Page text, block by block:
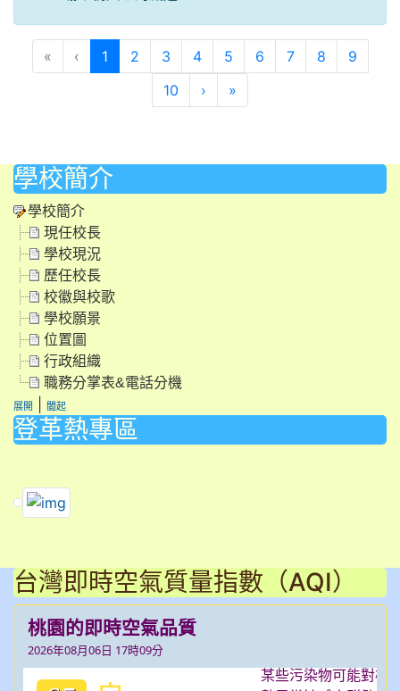
« ‹ 1(目前頁次)
2 3 4 5 6 7 8
9
10
›下一頁
»最後頁
學校簡介
學校簡介
現任校長
學校現況
歷任校長
校徽與校歌
學校願景
位置圖
行政組織
職務分掌表&電話分機
展開 闔起
登革熱專區
link to https://dengue.tn.edu.tw/Decree.html \
台灣即時空氣質量指數（AQI）
桃園的即時空氣品質
2026年08月06日 17時09分